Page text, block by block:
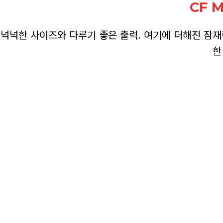
CF
넉넉한 사이즈와 다루기 좋은 출력. 여기에 더해진 잠